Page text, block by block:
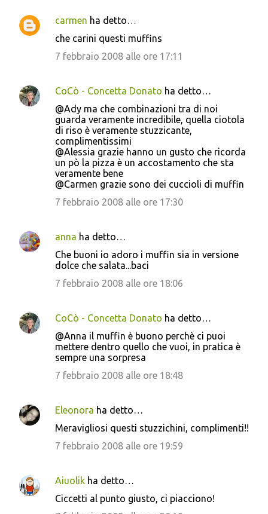
carmen ha detto…
che carini questi muffins
7 febbraio 2008 alle ore 17:11
CoCò - Concetta Donato ha detto…
@Ady ma che combinazioni tra di noi
guarda veramente incredibile, quella ciotola
di riso è veramente stuzzicante,
complimentissimi
@Alessia grazie hanno un gusto che ricorda
un pò la pizza è un accostamento che sta
veramente bene
@Carmen grazie sono dei cuccioli di muffin
7 febbraio 2008 alle ore 17:30
anna ha detto…
Che buoni io adoro i muffin sia in versione
dolce che salata...baci
7 febbraio 2008 alle ore 18:06
CoCò - Concetta Donato ha detto…
@Anna il muffin è buono perchè ci puoi
mettere dentro quello che vuoi, in pratica è
sempre una sorpresa
7 febbraio 2008 alle ore 18:48
Eleonora ha detto…
Meravigliosi questi stuzzichini, complimenti!!
7 febbraio 2008 alle ore 19:59
Aiuolik ha detto…
Ciccetti al punto giusto, ci piacciono!